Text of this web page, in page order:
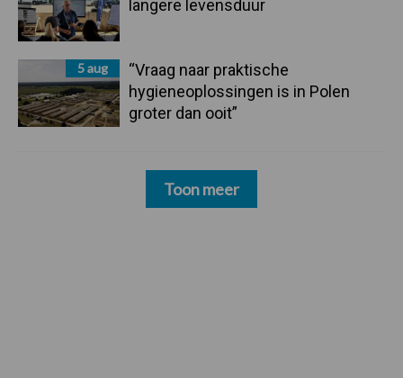
langere levensduur
5 aug
“Vraag naar praktische
hygieneoplossingen is in Polen
groter dan ooit”
Toon meer